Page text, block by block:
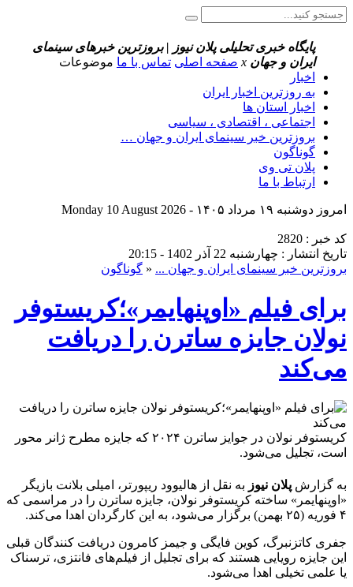
پایگاه خبری تحلیلی پلان نیوز | بروزترین خبرهای سینمای
ایران و جهان x صفحه اصلی تماس با ما موضوعات
اخبار
به روزترین اخبار ایران
اخبار استان ها
اجتماعی ، اقتصادی ، سیاسی
بروزترین خبر سینمای ایران و جهان …
گوناگون
پلان تی وی
ارتباط با ما
امروز دوشنبه ۱۹ مرداد ۱۴۰۵ - Monday 10 August 2026
کد خبر : 2820
تاریخ انتشار : چهارشنبه 22 آذر 1402 - 20:15
بروزترین خبر سینمای ایران و جهان ... « گوناگون
برای فیلم «اوپنهایمر»؛کریستوفر
نولان جایزه ساترن را دریافت
می‌کند
کریستوفر نولان در جوایز ساترن ۲۰۲۴ که جایزه مطرح ژانر محور
است، تجلیل می‌شود.
به گزارش پلان نیوز به نقل از هالیوود ریپورتر، امیلی بلانت بازیگر
«اوپنهایمر» ساخته کریستوفر نولان، جایزه ساترن را در مراسمی که
۴ فوریه ‌(۲۵ بهمن) برگزار می‌شود، به این کارگردان اهدا می‌کند.
جفری کاتزنبرگ، کوین فایگی و جیمز کامرون دریافت کنندگان قبلی
این جایزه رویایی هستند که برای تجلیل از فیلم‌های فانتزی، ترسناک
یا علمی تخیلی اهدا می‌شود.